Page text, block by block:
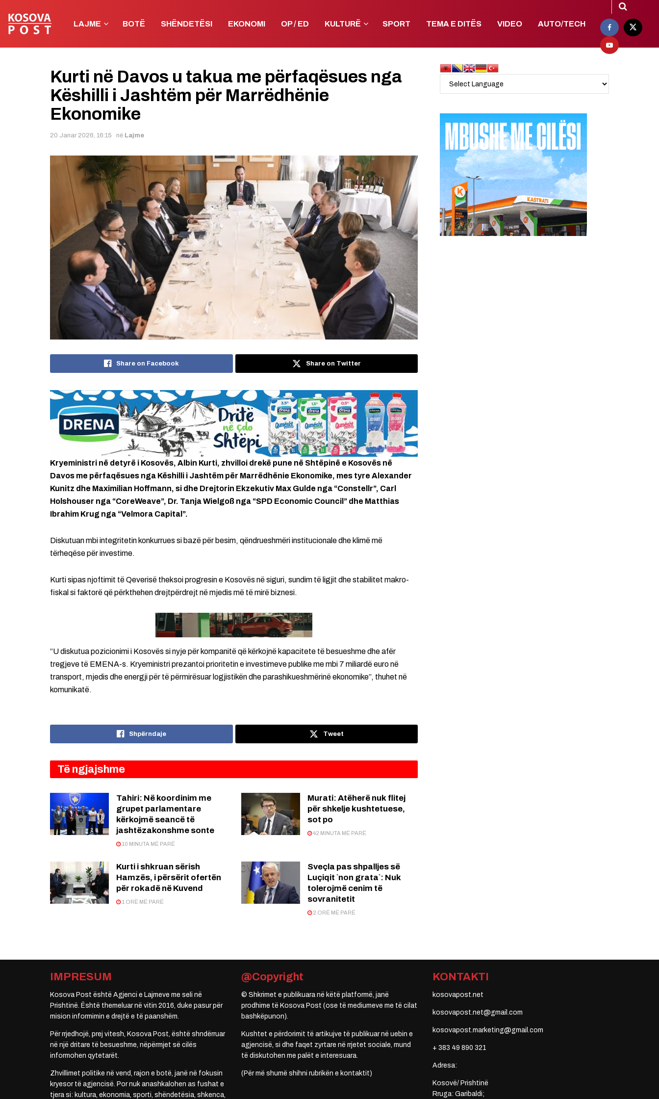
LAJME BOTË SHËNDETËSI EKONOMI OP / ED KULTURË SPORT TEMA E DITËS VIDEO AUTO/TECH
Kurti në Davos u takua me përfaqësues nga
Këshilli i Jashtëm për Marrëdhënie
Ekonomike
20 Janar 2026, 16:15 në Lajme
Share on Facebook Share on Twitter
Kryeministri në detyrë i Kosovës, Albin Kurti, zhvilloi drekë pune në Shtëpinë e Kosovës në
Davos me përfaqësues nga Këshilli i Jashtëm për Marrëdhënie Ekonomike, mes tyre Alexander
Kunitz dhe Maximilian Hoffmann, si dhe Drejtorin Ekzekutiv Max Gulde nga “Constellr”, Carl
Holshouser nga “CoreWeave”, Dr. Tanja Wielgoß nga “SPD Economic Council” dhe Matthias
Ibrahim Krug nga “Velmora Capital”.
Diskutuan mbi integritetin konkurrues si bazë për besim, qëndrueshmëri institucionale dhe klimë më
tërheqëse për investime.
Kurti sipas njoftimit të Qeverisë theksoi progresin e Kosovës në siguri, sundim të ligjit dhe stabilitet makro-
fiskal si faktorë që përkthehen drejtpërdrejt në mjedis më të mirë biznesi.
“U diskutua pozicionimi i Kosovës si nyje për kompanitë që kërkojnë kapacitete të besueshme dhe afër
tregjeve të EMENA-s. Kryeministri prezantoi prioritetin e investimeve publike me mbi 7 miliardë euro në
transport, mjedis dhe energji për të përmirësuar logjistikën dhe parashikueshmërinë ekonomike”, thuhet në
komunikatë.
Shpërndaje Tweet
Të ngjajshme
Tahiri: Në koordinim me
grupet parlamentare
kërkojmë seancë të
jashtëzakonshme sonte
10 MINUTA MË PARË
Murati: Atëherë nuk flitej
për shkelje kushtetuese,
sot po
42 MINUTA MË PARË
Kurti i shkruan sërish
Hamzës, i përsërit ofertën
për rokadë në Kuvend
1 ORË MË PARË
Sveçla pas shpalljes së
Luçiqit `non grata`: Nuk
tolerojmë cenim të
sovranitetit
2 ORË MË PARË
IMPRESUM
Kosova Post është Agjenci e Lajmeve me seli në
Prishtinë. Është themeluar në vitin 2016, duke pasur për
mision informimin e drejtë e të paanshëm.
Për rrjedhojë, prej vitesh, Kosova Post, është shndërruar
në një dritare të besueshme, nëpërmjet së cilës
informohen qytetarët.
Zhvillimet politike në vend, rajon e botë, janë në fokusin
kryesor të agjencisë. Por nuk anashkalohen as fushat e
tjera si: kultura, ekonomia, sporti, shëndetësia, shkenca,
@Copyright
© Shkrimet e publikuara në këtë platformë, janë
prodhime të Kosova Post (ose të mediumeve me të cilat
bashkëpunon).
Kushtet e përdorimit të artikujve të publikuar në uebin e
agjencisë, si dhe faqet zyrtare në rrjetet sociale, mund
të diskutohen me palët e interesuara.
(Për më shumë shihni rubrikën e kontaktit)
KONTAKTI
kosovapost.net
kosovapost.net@gmail.com
kosovapost.marketing@gmail.com
+ 383 49 890 321
Adresa:
Kosovë/ Prishtinë
Rruga: Garibaldi;